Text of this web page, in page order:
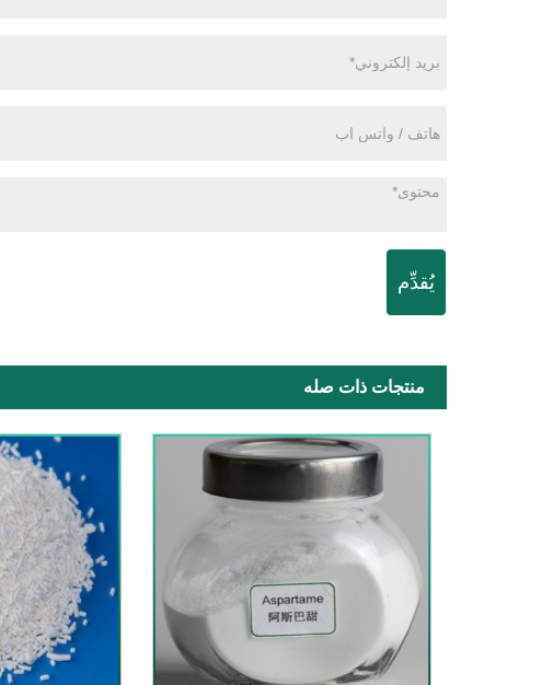
يُقدِّم
منتجات ذات صله